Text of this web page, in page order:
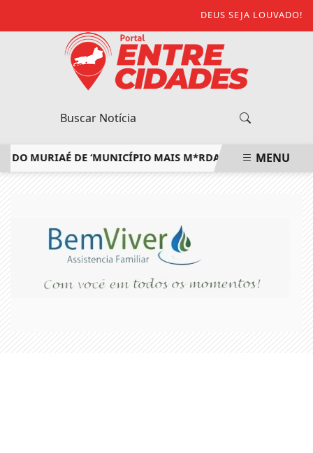
DEUS SEJA LOUVADO!
DE ‘MUNICÍPIO MAIS M*RDA DO ESTADO’ EMENU